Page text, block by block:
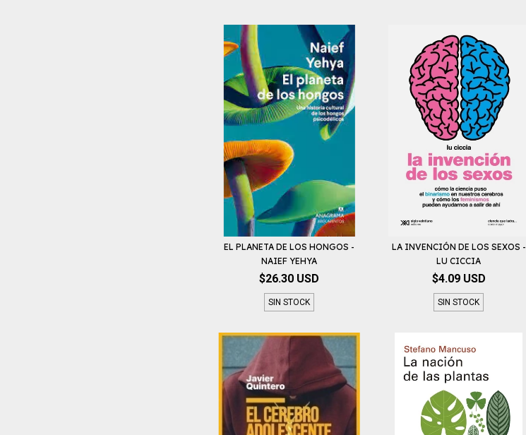
EL PLANETA DE LOS HONGOS -
NAIEF YEHYA
$26.30 USD
SIN STOCK
LA INVENCIÓN DE LOS SEXOS -
LU CICCIA
$4.09 USD
SIN STOCK